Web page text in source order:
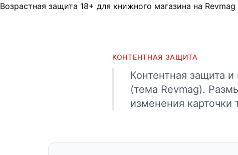
Возрастная защита 18+ для книжного магазина на Revmag
КОНТЕНТНАЯ ЗАЩИТА
Контентная защита
(тема Revmag).
изменения карточки